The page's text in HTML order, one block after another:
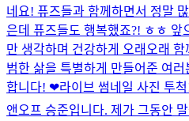
네요! 퓨즈들과 함께하면서 정말
은데 퓨즈들도 행복했죠?! ㅎㅎ 앞
만 생각하며 건강하게 오래오래
범한 삶을 특별하게 만들어준 여
합니다! ❤라이브 썸네일 사진 투
앤오프 승준입니다. 제가 그동안